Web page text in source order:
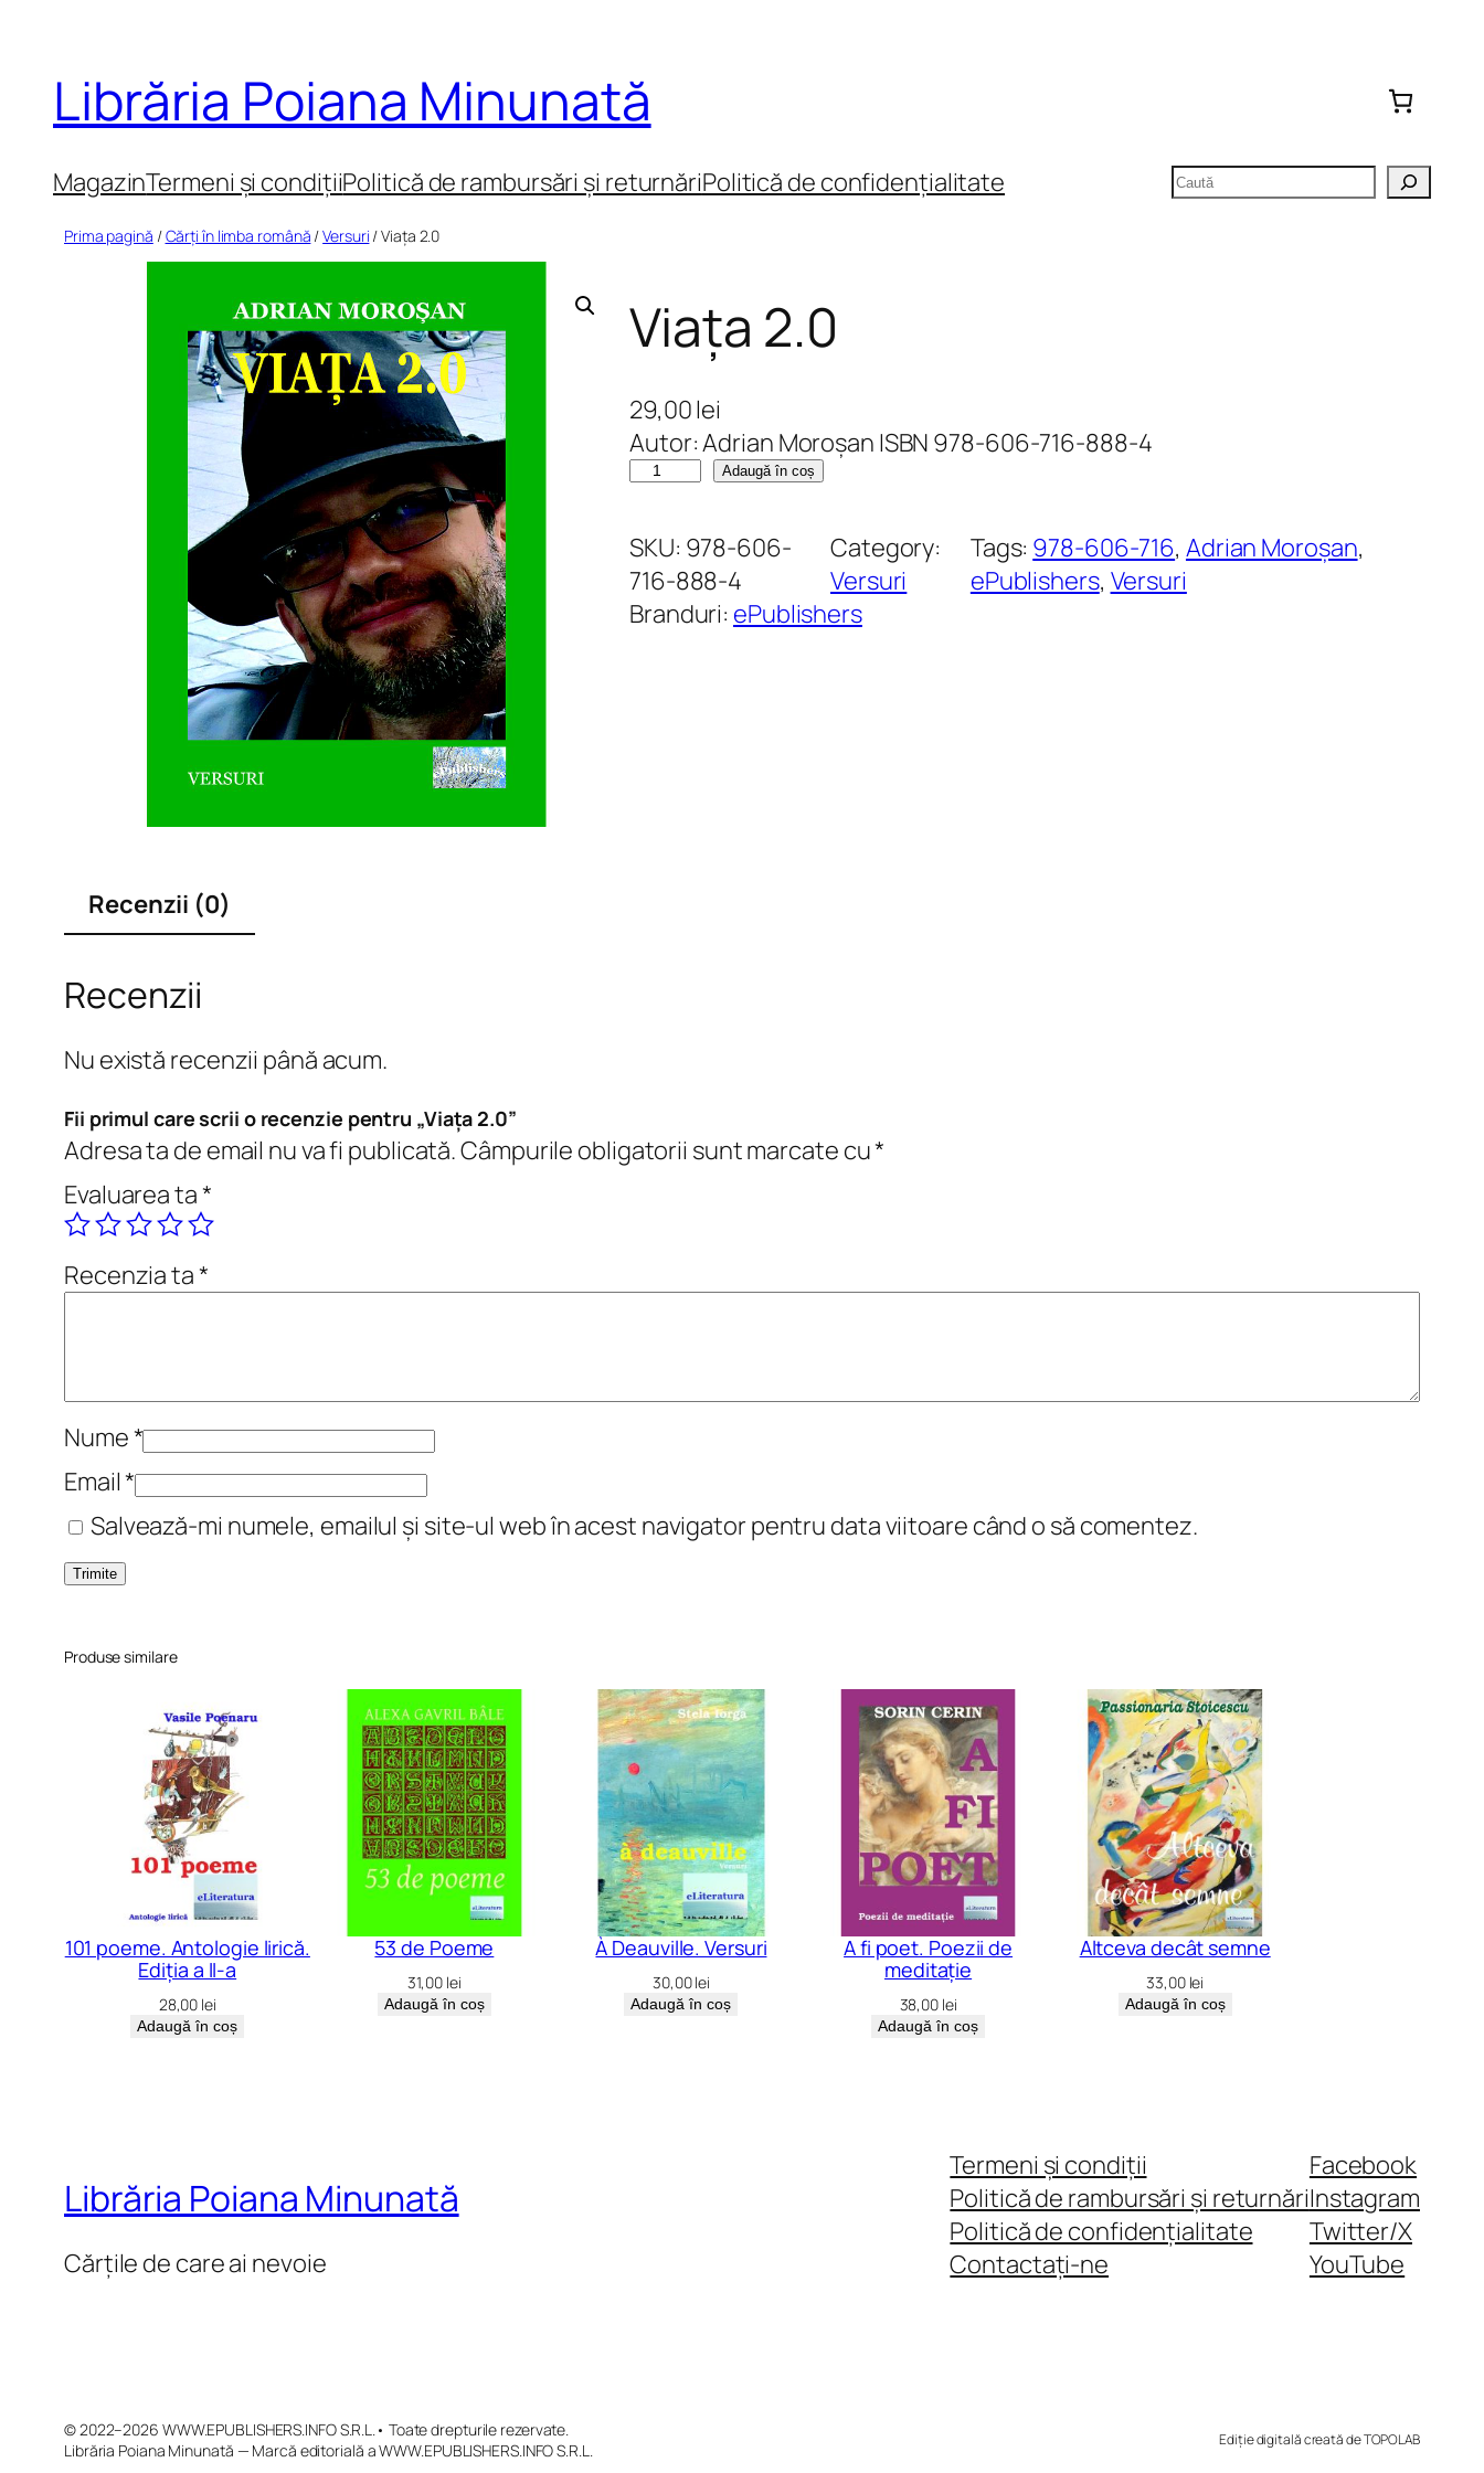
conținut
Librăria Poiana Minunată
MagazinTermeni și condițiiPolitică de rambursări și returnăriPolitică de confidențialitate Caută
Prima pagină /Cărți în limba română /Versuri / Viața 2.0
Viața 2.0
29,00lei
Autor: Adrian Moroșan ISBN 978-606-716-888-4
C
n
t
i
Adaugă în coș
SKU: 978-606-
716-888-4
Category:
Versuri
Tags: 978-606-716, Adrian Moroșan
ePublishers, Versuri
Branduri: ePublishers
Recenzii (0)
Recenzii
Nu există recenzii până acum.
Fii primul care scrii o recenzie pentru „Viața 2.0”
Adresa ta de email nu va fi publicată.Câmpurile obligatorii sunt marcate cu*
Evaluarea ta*
Recenzia ta*
Nume*
Email*
Salvează-mi numele, emailul și site-ul web în acest navigator pentru data viitoare când o să comentez.
Produse similare
101 poeme. Antologie lirică.
Ediția a II-a
28,00 lei
Adaugă în coș
53 de Poeme
31,00 lei
Adaugă în coș
À Deauville. Versuri
30,00lei
Adaugă în coș
A fi poet. Poezii de
meditație
38,00 lei
Adaugă în coș
Altceva decât semne
33,00 lei
Adaugă în coș
Librăria Poiana Minunată
Cărțile de care ai nevoie
Termeni și condiții
Politică de rambursări și returnări
Politică de confidențialitate
Contactați-ne
Facebook
Instagram
Twitter/X
YouTube
© 2022–2026 WWW.EPUBLISHERS.INFO S.R.L.• Toate drepturile rezervate.
Librăria Poiana Minunată — Marcă editorială a WWW.EPUBLISHERS.INFO S.R.L.
Ediție digitală creată de TOPOLAB